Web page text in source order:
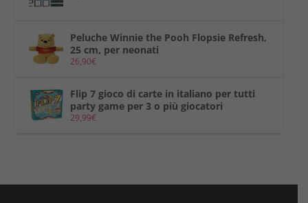
Peluche Winnie the Pooh Flopsie Refresh,
25 cm, per neonati
26,90€
Flip 7 gioco di carte in italiano per tutti
party game per 3 o più giocatori
29,99€